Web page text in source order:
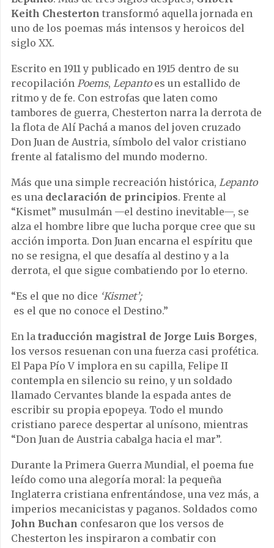
Keith Chesterton transformó aquella jornada en
uno de los poemas más intensos y heroicos del
siglo XX.
Escrito en 1911 y publicado en 1915 dentro de su
recopilación Poems, Lepantoes un estallido de
ritmo y de fe. Con estrofas que laten como
tambores de guerra, Chesterton narra la derrota de
la flota de Alí Pachá a manos del joven cruzado
Don Juan de Austria, símbolo del valor cristiano
frente al fatalismo del mundo moderno.
Más que una simple recreación histórica, Lepanto
es una declaración de principios. Frente al
“Kismet” musulmán —el destino inevitable—, se
alza el hombre libre que lucha porque cree que su
acción importa. Don Juan encarna el espíritu que
no se resigna, el que desafía al destino y a la
derrota, el que sigue combatiendo por lo eterno.
“Es el que no dice ‘Kismet’;
es el que no conoce el Destino.”
En la traducción magistral de Jorge Luis Borges,
los versos resuenan con una fuerza casi profética.
El Papa Pío V implora en su capilla, Felipe II
contempla en silencio su reino, y un soldado
llamado Cervantes blande la espada antes de
escribir su propia epopeya. Todo el mundo
cristiano parece despertar al unísono, mientras
“Don Juan de Austria cabalga hacia el mar”.
Durante la Primera Guerra Mundial, el poema fue
leído como una alegoría moral: la pequeña
Inglaterra cristiana enfrentándose, una vez más, a
imperios mecanicistas y paganos. Soldados como
John Buchan confesaron que los versos de
Chesterton les inspiraron a combatir con